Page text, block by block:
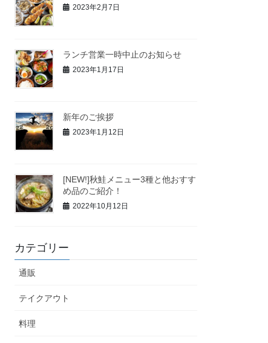
2023年2月7日
ランチ営業一時中止のお知らせ
2023年1月17日
新年のご挨拶
2023年1月12日
[NEW!]秋鮭メニュー3種と他おすす
め品のご紹介！
2022年10月12日
カテゴリー
通販
テイクアウト
料理